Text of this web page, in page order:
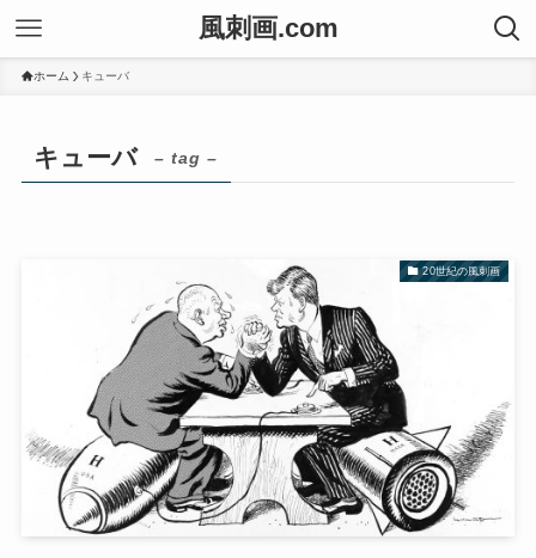
風刺画.com
ホーム キューバ
キューバ – tag –
20世紀の風刺画